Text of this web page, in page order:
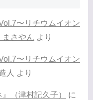
〜リチウムイオン
まさやん より
〜リチウムイオン
人 より
（津村記久子）
に